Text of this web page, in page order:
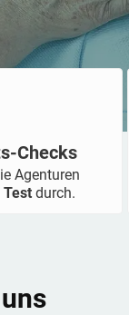
Checks
Agenturen
Testdurch.